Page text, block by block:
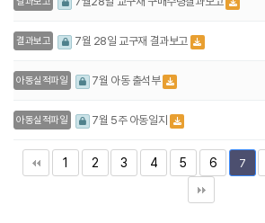
결과보고 7월 28일 교구재 결과보고
아동실적파일 7월 아동 출석부
아동실적파일 7월 5주 아동일지
1 2 3 4 5 6 7